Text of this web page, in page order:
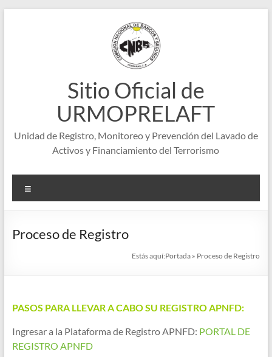
Sitio Oficial de
URMOPRELAFT
Unidad de Registro, Monitoreo y Prevención del Lavado de
Activos y Financiamiento del Terrorismo
Proceso de Registro
Estás aquí:Portada » Proceso de Registro
PASOS PARA LLEVAR A CABO SU REGISTRO APNFD:
Ingresar a la Plataforma de Registro APNFD: PORTAL DE
REGISTRO APNFD